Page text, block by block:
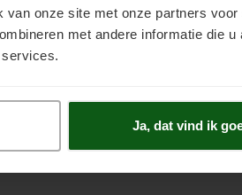
onze site met onze partners voor
met andere informatie die u
Ja, dat vind ik